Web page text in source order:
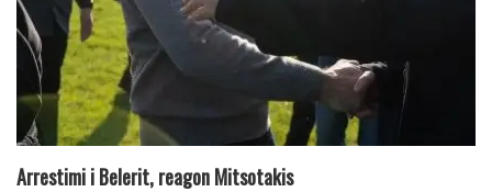
Arrestimi i Belerit, reagon Mitsotakis